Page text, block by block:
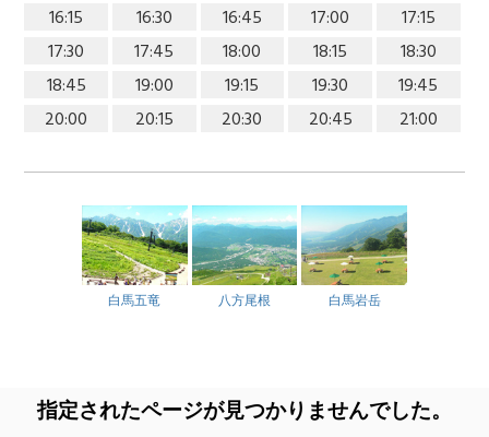
16:15
16:30 16:45 17:00
17:15
17:30
17:45 18:00 18:15
18:30
18:45
19:00 19:15 19:30
19:45
20:00
20:15 20:30 20:45 21:00
白馬五竜 八方尾根 白馬岩岳